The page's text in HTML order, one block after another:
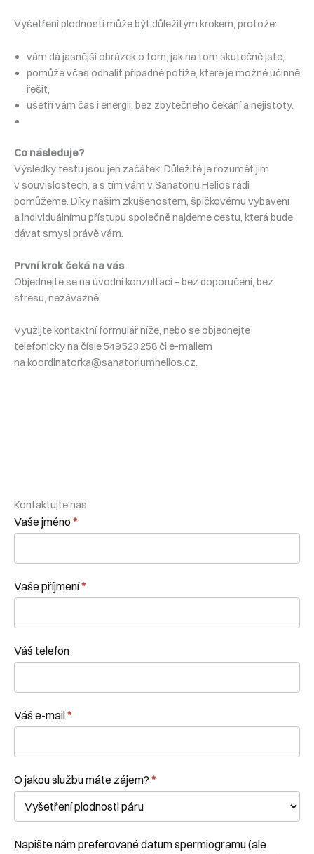
Vyšetření plodnosti může být důležitým krokem, protože:
vám dá jasnější obrázek o tom, jak na tom skutečně jste,
pomůže včas odhalit případné potíže, které je možné účinně
řešit,
ušetří vám čas i energii, bez zbytečného čekání a nejistoty.
Co následuje?
Výsledky testu jsou jen začátek. Důležité je rozumět jim
v souvislostech, a s tím vám v Sanatoriu Helios rádi
pomůžeme. Díky našim zkušenostem, špičkovému vybavení
a individuálnímu přístupu společně najdeme cestu, která bude
dávat smysl právě vám.
První krok čeká na vás
Objednejte se na úvodní konzultaci – bez doporučení, bez
stresu, nezávazně.
Využijte kontaktní formulář níže, nebo se objednejte
telefonicky na čísle 549 523 258 či e-mailem
na koordinatorka@sanatoriumhelios.cz.
Kontaktujte nás
Kontaktní
formulář
Vaše jméno *
Vaše příjmení*
Váš telefon
Váš e-mail*
O jakou službu máte zájem? *
Napište nám preferované datum spermiogramu (ale